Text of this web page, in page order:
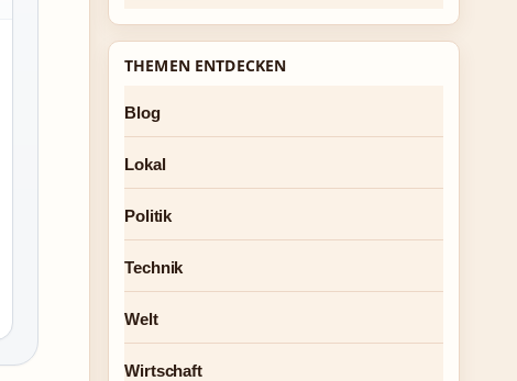
THEMEN ENTDECKEN
Blog
Lokal
Politik
Technik
Welt
Wirtschaft